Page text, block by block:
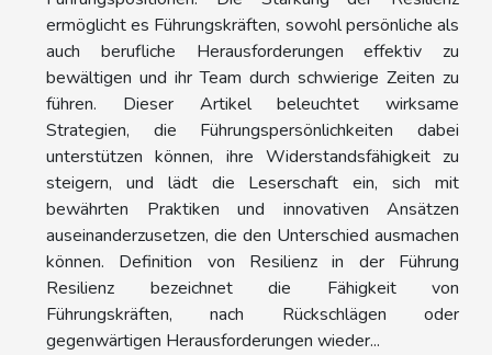
ermöglicht es Führungskräften, sowohl persönliche als
auch berufliche Herausforderungen effektiv zu
bewältigen und ihr Team durch schwierige Zeiten zu
führen. Dieser Artikel beleuchtet wirksame
Strategien, die Führungspersönlichkeiten dabei
unterstützen können, ihre Widerstandsfähigkeit zu
steigern, und lädt die Leserschaft ein, sich mit
bewährten Praktiken und innovativen Ansätzen
auseinanderzusetzen, die den Unterschied ausmachen
können. Definition von Resilienz in der Führung
Resilienz bezeichnet die Fähigkeit von
Führungskräften, nach Rückschlägen oder
gegenwärtigen Herausforderungen wieder...